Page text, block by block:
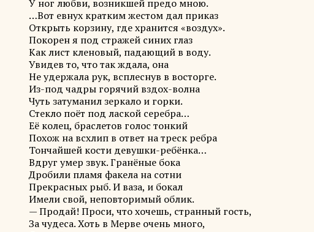
У ног любви, возникшей предо мною.
…Вот евнух кратким жестом дал приказ
Открыть корзину, где хранится «воздух».
Покорен я под стражей синих глаз
Как лист кленовый, падающий в воду.
Увидев то, что так ждала, она
Не удержала рук, всплеснув в восторге.
Из-под чадры горячий вздох-волна
Чуть затуманил зеркало и горки.
Стекло поёт под лаской серебра…
Её колец, браслетов голос тонкий
Похож на всхлип в ответ на треск ребра
Тончайшей кости девушки-ребёнка…
Вдруг умер звук. Гранёные бока
Дробили пламя факела на сотни
Прекрасных рыб. И ваза, и бокал
Имели свой, неповторимый облик.
— Продай! Проси, что хочешь, странный гость,
За чудеса. Хоть в Мерве очень много,